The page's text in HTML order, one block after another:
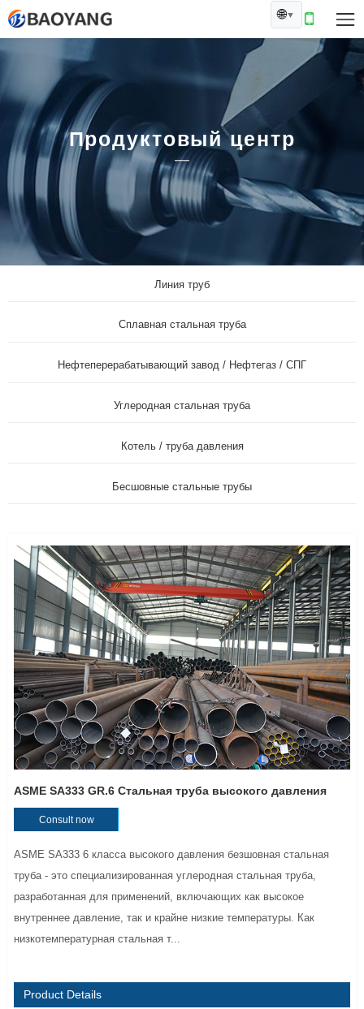
🌐▼
Продуктовый центр
Линия труб
Сплавная стальная труба
Нефтеперерабатывающий завод / Нефтегаз / СПГ
Углеродная стальная труба
Котель / труба давления
Бесшовные стальные трубы
ASME SA333 GR.6 Стальная труба высокого давления
Consult now
ASME SA333 6 класса высокого давления безшовная стальная
труба - это специализированная углеродная стальная труба,
разработанная для применений, включающих как высокое
внутреннее давление, так и крайне низкие температуры. Как
низкотемпературная стальная т...
Product Details